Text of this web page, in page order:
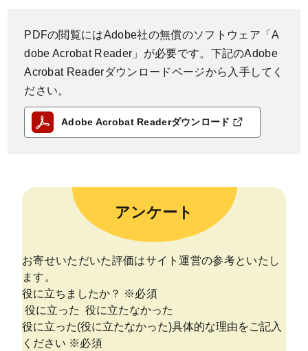
PDFの閲覧にはAdobe社の無償のソフトウェア「A
dobe Acrobat Reader」が必要です。下記のAdobe
Acrobat Readerダウンロードページから入手してく
ださい。
Adobe Acrobat Readerダウンロード
アンケート